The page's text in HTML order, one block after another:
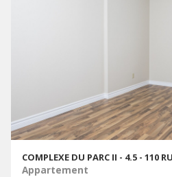
Appartement